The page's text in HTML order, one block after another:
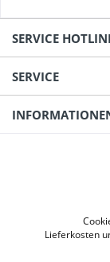
SERVICE
SERVICE
Lieferkosten